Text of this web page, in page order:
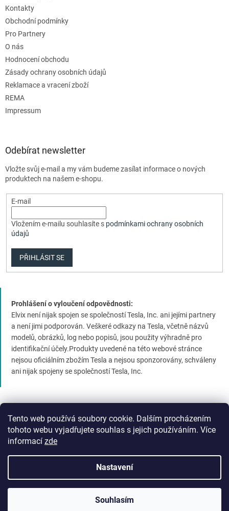
Tento web používá soubory cookie. Dalším procházením
tohoto webu vyjadřujete souhlas s jejich používáním. Více
informací zde
Nastavení
Souhlasím
Kontakty
Obchodní podmínky
Pro Partnery
O nás
Hodnocení obchodu
Zásady ochrany osobních údajů
Reklamace a vracení zboží
REMA
Impressum
Odebírat newsletter
Vložte svůj e-mail a my vám budeme zasílat informace o nových
produktech na našem e-shopu.
E-mail
Vložením e-mailu souhlasíte s podmínkami ochrany osobních
údajů
PŘIHLÁSIT SE
Prohlášení o vyloučení odpovědnosti:
Elvix není nijak spojen se společností Tesla, Inc. ani jejími partnery
a není jimi podporován. Veškeré odkazy na Tesla, včetně názvů
modelů, obrázků, log nebo popisů, jsou použity výhradně pro
identifikační účely.Produkty uvedené na této webové stránce
nejsou oficiálním zbožím Tesla a nejsou sponzorovány, schváleny
ani nijak spojeny se společností Tesla, Inc.
nastavení cookies